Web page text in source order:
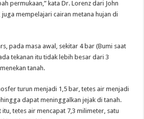
permukaan,” kata Dr. Lorenz dari John
juga mempelajari cairan metana hujan di
pada masa awal, sekitar 4 bar (Bumi saat
tekanan itu tidak lebih besar dari 3
tanah.
turun menjadi 1,5 bar, tetes air menjadi
dapat meninggalkan jejak di tanah.
tetes air mencapat 7,3 milimeter, satu